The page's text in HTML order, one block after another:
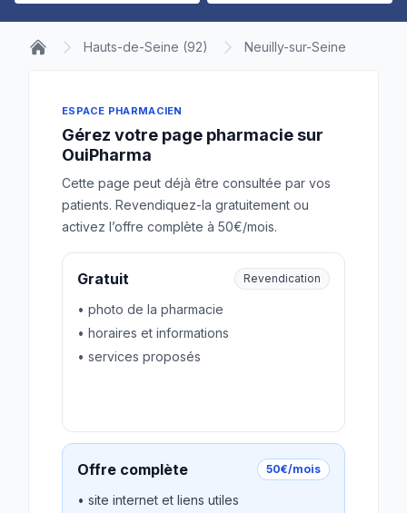
Hauts-de-Seine (92) Neuilly-sur-Seine
ESPACE PHARMACIEN
Gérez votre page pharmacie sur
OuiPharma
Cette page peut déjà être consultée par vos
patients. Revendiquez-la gratuitement ou
activez l’offre complète à 50€/mois.
Gratuit Revendication
• photo de la pharmacie
• horaires et informations
• services proposés
Offre complète 50€/mois
• site internet et liens utiles